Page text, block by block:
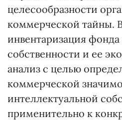
целесообразности
коммерческой тайны.
инвентаризация
собственности и ее
анализ с целью
коммерческой
интеллектуальной
применительно к